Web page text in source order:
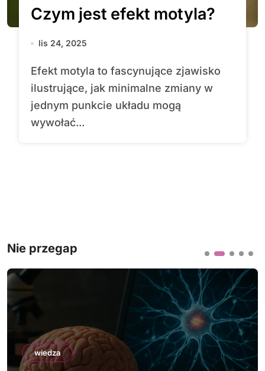
Czym jest efekt motyla?
lis 24, 2025
Efekt motyla to fascynujące zjawisko
ilustrujące, jak minimalne zmiany w
jednym punkcie układu mogą
wywołać...
Nie przegap
wiedza